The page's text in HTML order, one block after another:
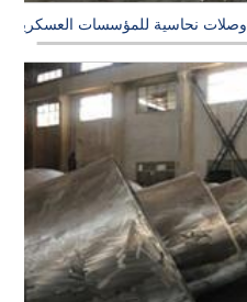
وصلات نحاسية للمؤسسات العسكرية